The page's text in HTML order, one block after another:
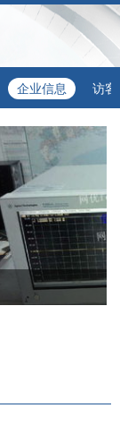
企业信息 访客